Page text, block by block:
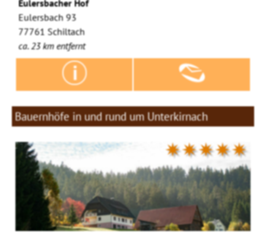
Eulersbacher Hof
Eulersbach 93
77761 Schiltach
ca. 23 km entfernt
Bauernhöfe in und rund um Unterkirnach
✷✷✷✷✷